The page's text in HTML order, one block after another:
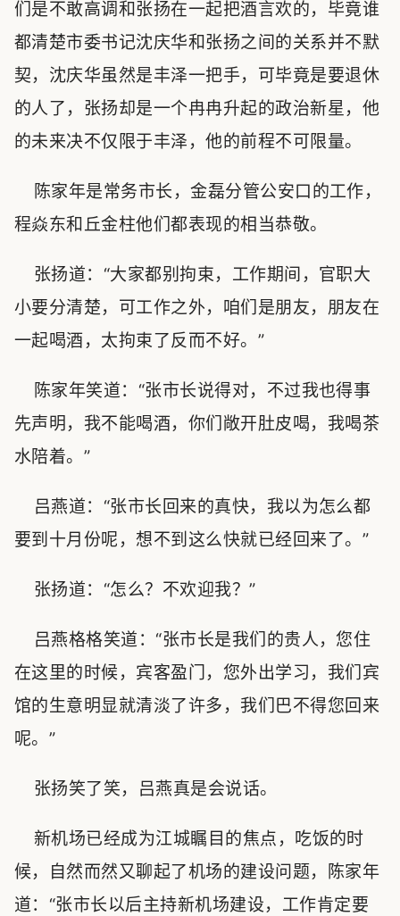
们是不敢高调和张扬在一起把酒言欢的，毕竟谁
都清楚市委书记沈庆华和张扬之间的关系并不默
契，沈庆华虽然是丰泽一把手，可毕竟是要退休
的人了，张扬却是一个冉冉升起的政治新星，他
的未来决不仅限于丰泽，他的前程不可限量。
陈家年是常务市长，金磊分管公安口的工作，
程焱东和丘金柱他们都表现的相当恭敬。
张扬道：“大家都别拘束，工作期间，官职大
小要分清楚，可工作之外，咱们是朋友，朋友在
一起喝酒，太拘束了反而不好。”
陈家年笑道：“张市长说得对，不过我也得事
先声明，我不能喝酒，你们敞开肚皮喝，我喝茶
水陪着。”
吕燕道：“张市长回来的真快，我以为怎么都
要到十月份呢，想不到这么快就已经回来了。”
张扬道：“怎么？不欢迎我？”
吕燕格格笑道：“张市长是我们的贵人，您住
在这里的时候，宾客盈门，您外出学习，我们宾
馆的生意明显就清淡了许多，我们巴不得您回来
呢。”
张扬笑了笑，吕燕真是会说话。
新机场已经成为江城瞩目的焦点，吃饭的时
候，自然而然又聊起了机场的建设问题，陈家年
道：“张市长以后主持新机场建设，工作肯定要